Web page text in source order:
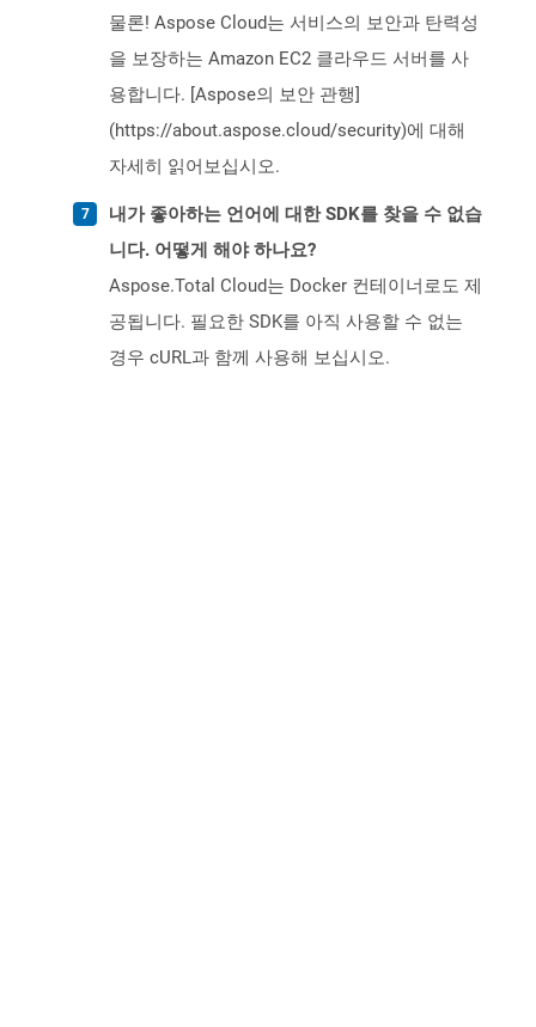
물론! Aspose Cloud는 서비스의 보안과 탄력성
을 보장하는 Amazon EC2 클라우드 서버를 사
용합니다. [Aspose의 보안 관행]
(https://about.aspose.cloud/security)에 대해
자세히 읽어보십시오.
내가 좋아하는 언어에 대한 SDK를 찾을 수 없습
니다. 어떻게 해야 하나요?
Aspose.Total Cloud는 Docker 컨테이너로도 제
공됩니다. 필요한 SDK를 아직 사용할 수 없는
경우 cURL과 함께 사용해 보십시오.